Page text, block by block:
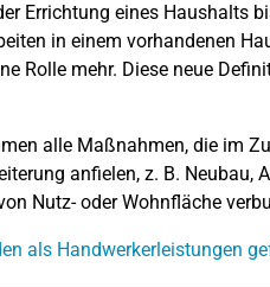
Errichtung eines Haushalts
in einem vorhandenen
Rolle mehr. Diese neue
alle Maßnahmen, die im
anfielen, z. B. Neubau,
Nutz- oder Wohnfläche
als Handwerkerleistungen